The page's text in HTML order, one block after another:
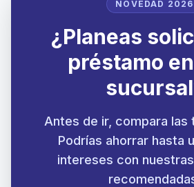
NOVEDAD 2026
¿Planeas
préstamo
Antes de ir, compara las
Podrías ahorrar hasta
intereses con